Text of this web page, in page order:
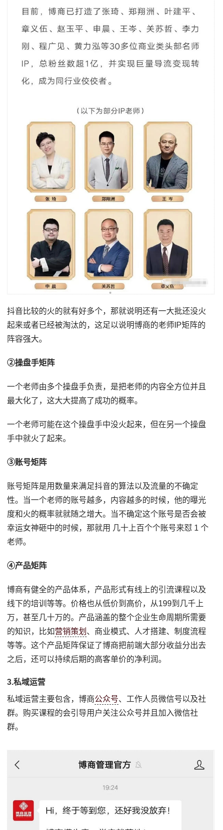
抖音比较的火的就有好多个，那就说明还有一大批还没火
起来或者已经被淘汰的，这足以说明博商的老师IP矩阵的
阵容强大。
②操盘手矩阵
一个老师由多个操盘手负责，是把老师的内容全方位并且
最大化了，这大大提高了成功的概率。
一个老师可能在这个操盘手中没火起来，但在另一个操盘
手中就火了起来。
③账号矩阵
账号矩阵是用数量来满足抖音的算法以及流量的不确定
性。当一个老师的账号越多，内容越多的时候，他的曝光
度和火的概率就就随之增大。当不确定这个账号是否会被
幸运女神砸中的时候，那就用 几十上百个个账号来怼 1 个
老师。
④产品矩阵
博商有健全的产品体系，产品形式有线上的引流课程以及
线下的培训等等。价格也从低价到高价，从199到几千上
万，甚至几十万的。产品涵盖的整个企业生命周期所需要
的知识，比如营销策划 、商业模式、人才搭建、制度流程
等等。这个产品矩阵保证了博商把前端大部分收益分出去
之后，还可以持续后期的高客单价的净利润。
3.私域运营
私域运营主要包含，博商公众号、工作人员微信号以及社
群。购买课程的会引导用户关注公众号并且加入微信社
群。